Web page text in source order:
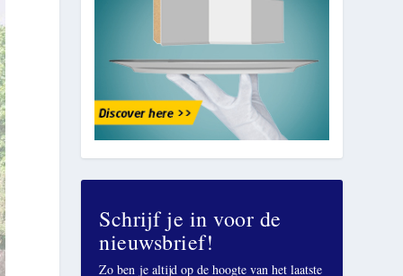
Schrijf je in voor de
nieuwsbrief!
Zo ben je altijd op de hoogte van het laatste